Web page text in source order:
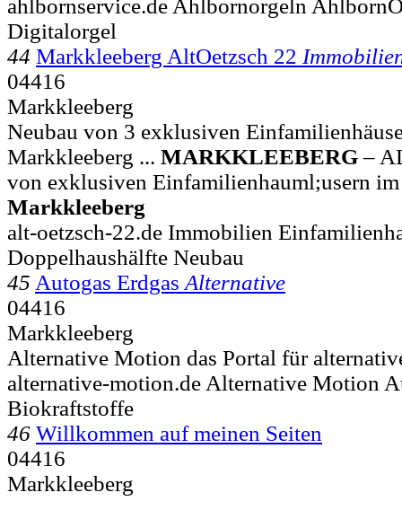
ahlbornservice.de Ahlbornorgeln
Digitalorgel
44 Markkleeberg AltOetzsch 22
04416
Markkleeberg
Neubau von 3 exklusiven
Markkleeberg ... MARKKLEEBERG–
von exklusiven Einfamilienhauml;usern
Markkleeberg
alt-oetzsch-22.de Immobilien
Doppelhaushälfte Neubau
45 Autogas Erdgas Alternative
04416
Markkleeberg
Alternative Motion das Portal für
alternative-motion.de Alternative Motion
Biokraftstoffe
46 Willkommen auf meinen Seiten
04416
Markkleeberg